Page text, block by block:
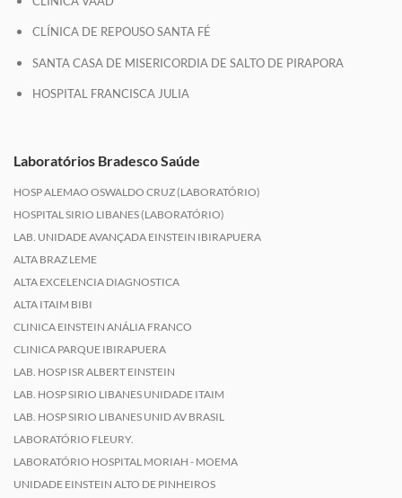
CLÍNICA DE REPOUSO SANTA FÉ
SANTA CASA DE MISERICORDIA DE SALTO DE PIRAPORA
HOSPITAL FRANCISCA JULIA
Laboratórios Bradesco Saúde
HOSP ALEMAO OSWALDO CRUZ (LABORATÓRIO)
HOSPITAL SIRIO LIBANES (LABORATÓRIO)
LAB. UNIDADE AVANÇADA EINSTEIN IBIRAPUERA
ALTA BRAZ LEME
ALTA EXCELENCIA DIAGNOSTICA
ALTA ITAIM BIBI
CLINICA EINSTEIN ANÁLIA FRANCO
CLINICA PARQUE IBIRAPUERA
LAB. HOSP ISR ALBERT EINSTEIN
LAB. HOSP SIRIO LIBANES UNIDADE ITAIM
LAB. HOSP SIRIO LIBANES UNID AV BRASIL
LABORATÓRIO FLEURY.
LABORATÓRIO HOSPITAL MORIAH - MOEMA
UNIDADE EINSTEIN ALTO DE PINHEIROS